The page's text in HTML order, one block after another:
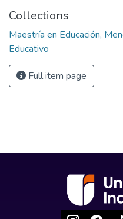
Collections
Maestría en Educación,
Educativo
Full item page